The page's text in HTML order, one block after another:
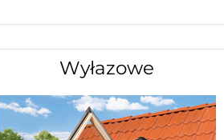
Wyłazowe